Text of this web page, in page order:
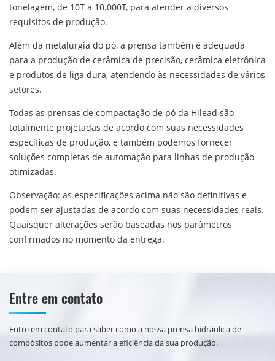
tonelagem, de 10T a 10.000T, para atender a diversos
requisitos de produção.
Além da metalurgia do pó, a prensa também é adequada
para a produção de cerâmica de precisão, cerâmica eletrônica
e produtos de liga dura, atendendo às necessidades de vários
setores.
Todas as prensas de compactação de pó da Hilead são
totalmente projetadas de acordo com suas necessidades
específicas de produção, e também podemos fornecer
soluções completas de automação para linhas de produção
otimizadas.
Observação: as especificações acima não são definitivas e
podem ser ajustadas de acordo com suas necessidades reais.
Quaisquer alterações serão baseadas nos parâmetros
confirmados no momento da entrega.
Entre em contato
Entre em contato para saber como a nossa prensa hidráulica de
compósitos pode aumentar a eficiência da sua produção.